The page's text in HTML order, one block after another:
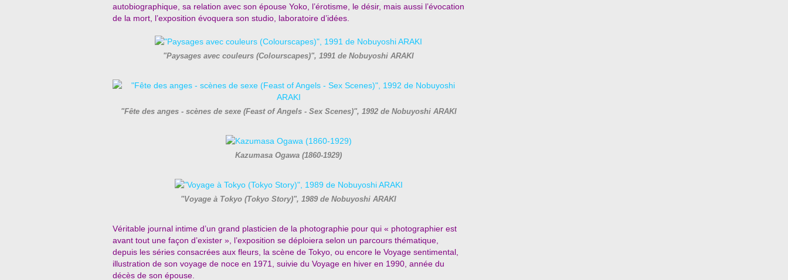
autobiographique, sa relation avec son épouse Yoko, l’érotisme, le désir, mais aussi l’évocation
de la mort, l’exposition évoquera son studio, laboratoire d’idées.
"Paysages avec couleurs (Colourscapes)", 1991 de Nobuyoshi ARAKI
"Fête des anges - scènes de sexe (Feast of Angels - Sex Scenes)", 1992 de Nobuyoshi ARAKI
Kazumasa Ogawa (1860-1929)
"Voyage à Tokyo (Tokyo Story)", 1989 de Nobuyoshi ARAKI
Véritable journal intime d’un grand plasticien de la photographie pour qui « photographier est
avant tout une façon d’exister », l’exposition se déploiera selon un parcours thématique,
depuis les séries consacrées aux fleurs, la scène de Tokyo, ou encore le Voyage sentimental,
illustration de son voyage de noce en 1971, suivie du Voyage en hiver en 1990, année du
décès de son épouse.